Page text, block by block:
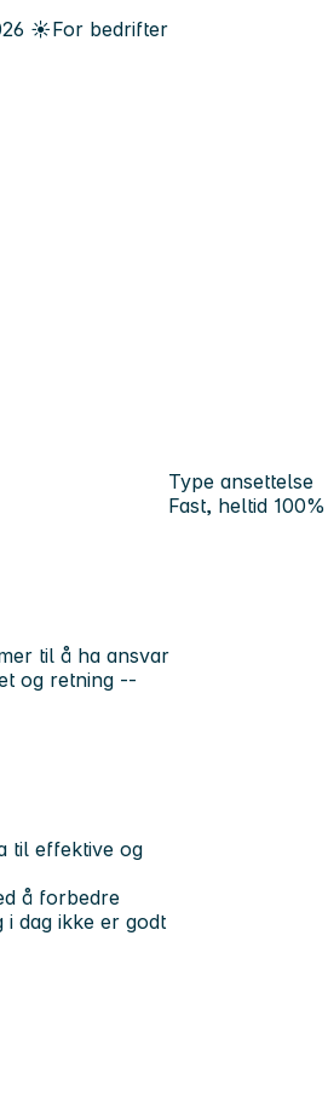
☀️For bedrifter
Type ansettelse
Fast, heltid 100%
til å ha ansvar
og retning --
til effektive og
å forbedre
i dag ikke er godt